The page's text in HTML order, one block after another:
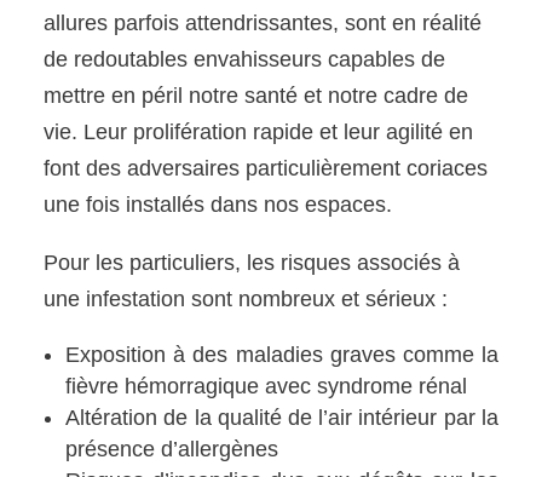
allures parfois attendrissantes, sont en réalité
de redoutables envahisseurs capables de
mettre en péril notre santé et notre cadre de
vie. Leur prolifération rapide et leur agilité en
font des adversaires particulièrement coriaces
une fois installés dans nos espaces.
Pour les particuliers, les risques associés à
une infestation sont nombreux et sérieux :
Exposition à des maladies graves comme la
fièvre hémorragique avec syndrome rénal
Altération de la qualité de l’air intérieur par la
présence d’allergènes